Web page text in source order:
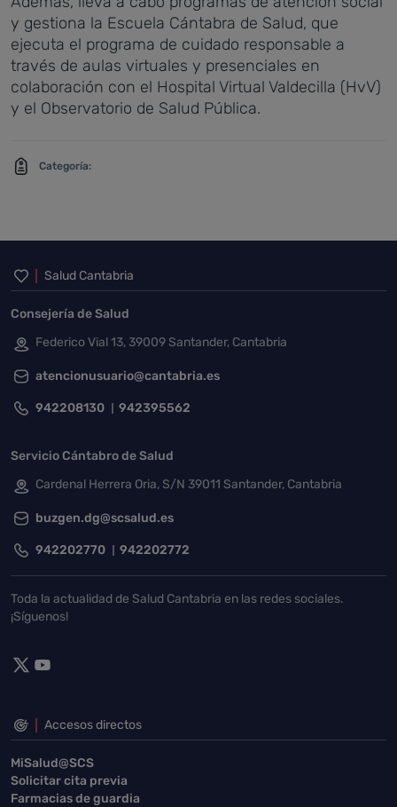
y gestiona la Escuela Cántabra de Salud, que
ejecuta el programa de cuidado responsable a
través de aulas virtuales y presenciales en
colaboración con el Hospital Virtual Valdecilla (HvV)
y el Observatorio de Salud Pública.
Categoría:
Inicio del pie de página
Salud Cantabria
Consejería de Salud
Federico Vial 13, 39009 Santander, Cantabria
atencionusuario@cantabria.es
942208130 942395562
Servicio Cántabro de Salud
Cardenal Herrera Oria, S/N 39011 Santander, Cantabria
buzgen.dg@scsalud.es
942202770 942202772
Toda la actualidad de Salud Cantabria en las redes sociales.
¡Síguenos!
Accesos directos
MiSalud@SCS
Solicitar cita previa
Farmacias de guardia